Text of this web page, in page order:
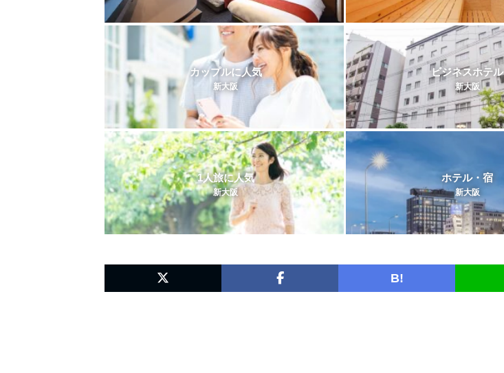
カップルに人気
新大阪
ビジネスホテル
新大阪
1人旅に人気
新大阪
ホテル・宿
新大阪
B!